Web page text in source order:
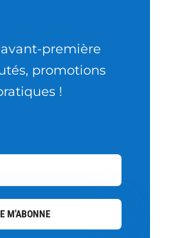
avant-première
promotions
!
M'ABONNE